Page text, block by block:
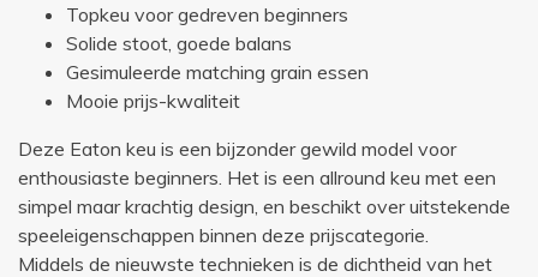
Topkeu voor gedreven beginners
Solide stoot, goede balans
Gesimuleerde matching grain essen
Mooie prijs-kwaliteit
Deze Eaton keu is een bijzonder gewild model voor
enthousiaste beginners. Het is een allround keu met een
simpel maar krachtig design, en beschikt over uitstekende
speeleigenschappen binnen deze prijscategorie.
Middels de nieuwste technieken is de dichtheid van het